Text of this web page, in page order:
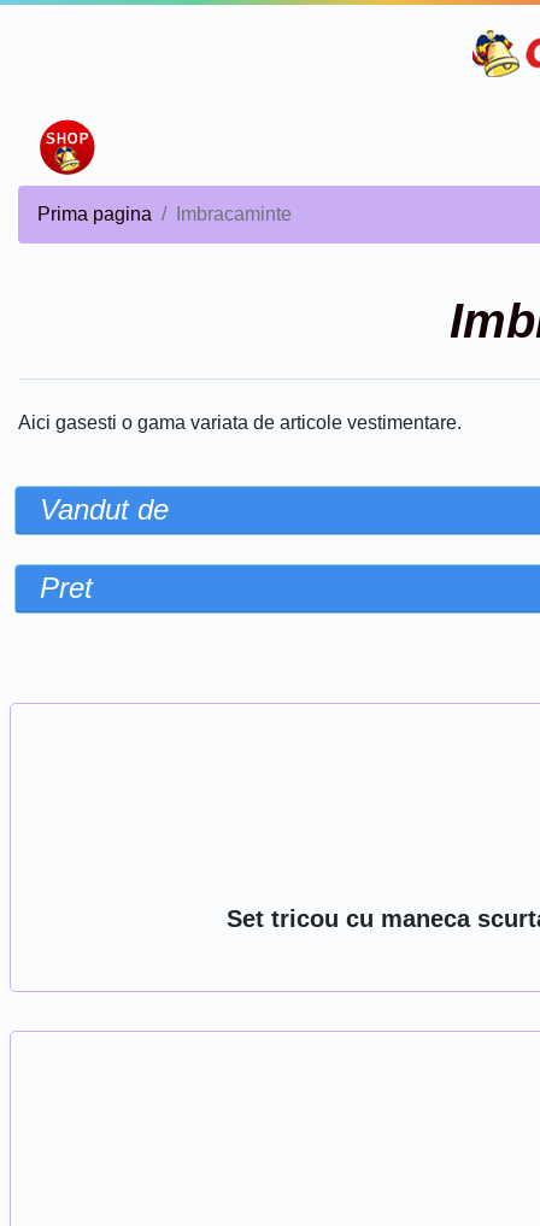
Prima pagina Imbracaminte
Aici gasesti o gama variata de articole vestimentare.
Vandut de
Pret
Set tricou cu maneca